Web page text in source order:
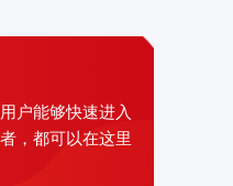
户能够快速进入
，都可以在这里